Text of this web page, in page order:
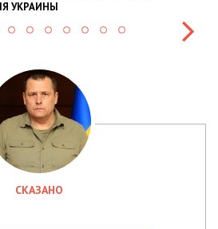
УКРАИНЫ
СКАЗАНО